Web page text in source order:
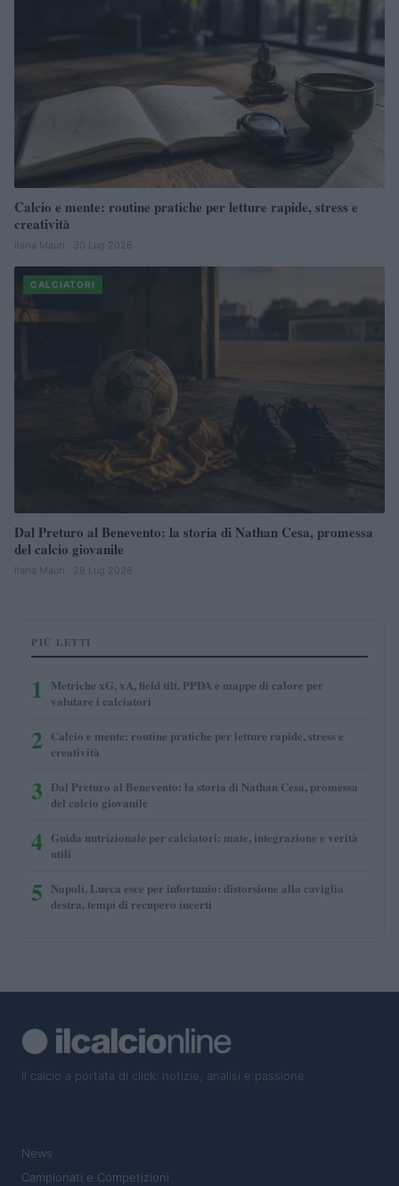
Calcio e mente: routine pratiche per letture rapide, stress e
creatività
Ilaria Mauri · 30 Lug 2026
CALCIATORI
Dal Preturo al Benevento: la storia di Nathan Cesa, promessa
del calcio giovanile
Ilaria Mauri · 28 Lug 2026
PIÙ LETTI
1
Metriche xG, xA, field tilt, PPDA e mappe di calore per
valutare i calciatori
2 Calcio e mente: routine pratiche per letture rapide, stress e
creatività
3 Dal Preturo al Benevento: la storia di Nathan Cesa, promessa
del calcio giovanile
4 Guida nutrizionale per calciatori: mate, integrazione e verità
utili
5 Napoli, Lucca esce per infortunio: distorsione alla caviglia
destra, tempi di recupero incerti
Il calcio a portata di click: notizie, analisi e passione
News
Campionati e Competizioni